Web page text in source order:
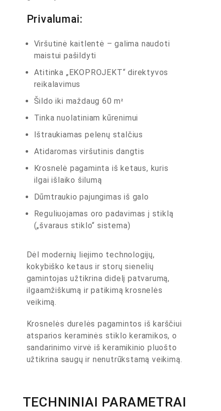
Privalumai:
Viršutinė kaitlentė – galima naudoti
maistui pašildyti
Atitinka „EKOPROJEKT“ direktyvos
reikalavimus
Šildo iki maždaug 60 m²
Tinka nuolatiniam kūrenimui
Ištraukiamas pelenų stalčius
Atidaromas viršutinis dangtis
Krosnelė pagaminta iš ketaus, kuris
ilgai išlaiko šilumą
Dūmtraukio pajungimas iš galo
Reguliuojamas oro padavimas į stiklą
(„švaraus stiklo“ sistema)
Dėl modernių liejimo technologijų,
kokybiško ketaus ir storų sienelių
gamintojas užtikrina didelį patvarumą,
ilgaamžiškumą ir patikimą krosnelės
veikimą.
Krosnelės durelės pagamintos iš karščiui
atsparios keraminės stiklo keramikos, o
sandarinimo virvė iš keramikinio pluošto
užtikrina saugų ir nenutrūkstamą veikimą.
TECHNINIAI PARAMETRAI